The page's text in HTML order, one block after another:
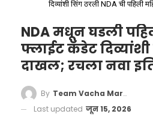
मिळू लागला आहे.
दिव्यांशी सिंग ठरली NDA ची
NDA मधून घडली
फ्लाईट कॅडेट
दाखल; रचला नवा
By Team Vacha Marathi
Last updated जून 15, 2026